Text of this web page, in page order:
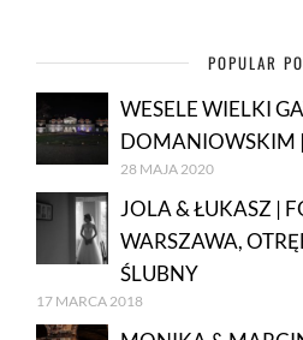
POPULAR
WESELE WIELKI
DOMANIOWSKIM
28 MAJA 2020
JOLA & ŁUKASZ |
WARSZAWA,
ŚLUBNY
17 MARCA 2018